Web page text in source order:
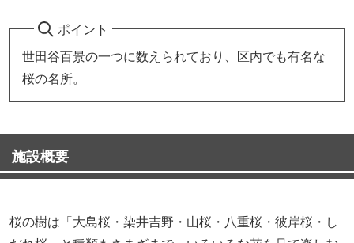
ポイント
世田谷百景の一つに数えられており、区内でも有名な
桜の名所。
施設概要
桜の樹は「大島桜・染井吉野・山桜・八重桜・彼岸桜・し